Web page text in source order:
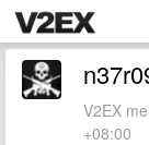
V2EX
+08:00